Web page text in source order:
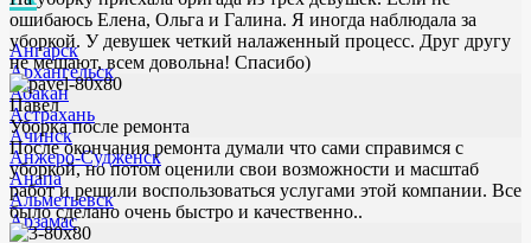
Ангарск
Архангельск
Абакан
Астрахань
Ачинск
Анжеро-Судженск
Анапа
Альметьевск
Арзамас
ошибаюсь Елена, Ольга и Галина. Я иногда наблюдала за
уборкой. У девушек четкий налаженный процесс. Друг другу
не мешают, всем довольна! Спасибо)
Павел
Уборка после ремонта
После окончания ремонта думали что сами справимся с
уборкой, но потом оценили свои возможности и масштаб
работ и решили воспользоваться услугами этой компании. Все
было сделано очень быстро и качественно..